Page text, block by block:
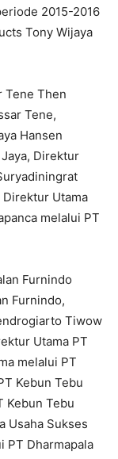
2015-2016
Tony Wijaya
Tene Then
Tene,
Hansen
Direktur
Utama
melalui PT
Furnindo
Furnindo,
Tiwow
Utama PT
melalui PT
Kebun Tebu
Kebun Tebu
Usaha Sukses
PT Dharmapala